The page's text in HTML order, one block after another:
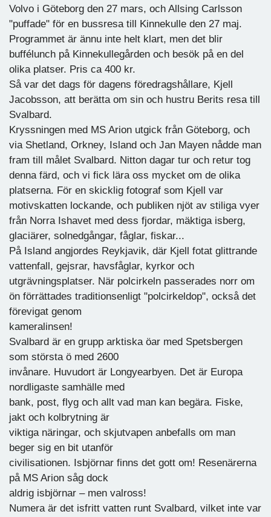
Volvo i Göteborg den 27 mars, och Allsing Carlsson
"puffade" för en bussresa till Kinnekulle den 27 maj.
Programmet är ännu inte helt klart, men det blir
buffélunch på Kinnekullegården och besök på en del
olika platser. Pris ca 400 kr.
Så var det dags för dagens föredragshållare, Kjell
Jacobsson, att berätta om sin och hustru Berits resa till
Svalbard.
Kryssningen med MS Arion utgick från Göteborg, och
via Shetland, Orkney, Island och Jan Mayen nådde man
fram till målet Svalbard. Nitton dagar tur och retur tog
denna färd, och vi fick lära oss mycket om de olika
platserna. För en skicklig fotograf som Kjell var
motivskatten lockande, och publiken njöt av stiliga vyer
från Norra Ishavet med dess fjordar, mäktiga isberg,
glaciärer, solnedgångar, fåglar, fiskar...
På Island angjordes Reykjavik, där Kjell fotat glittrande
vattenfall, gejsrar, havsfåglar, kyrkor och
utgrävningsplatser. När polcirkeln passerades norr om
ön förrättades traditionsenligt "polcirkeldop", också det
förevigat genom
kameralinsen!
Svalbard är en grupp arktiska öar med Spetsbergen
som största ö med 2600
invånare. Huvudort är Longyearbyen. Det är Europa
nordligaste samhälle med
bank, post, flyg och allt vad man kan begära. Fiske,
jakt och kolbrytning är
viktiga näringar, och skjutvapen anbefalls om man
beger sig en bit utanför
civilisationen. Isbjörnar finns det gott om! Resenärerna
på MS Arion såg dock
aldrig isbjörnar – men valross!
Numera är det isfritt vatten runt Svalbard, vilket inte var